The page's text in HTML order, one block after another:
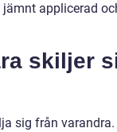
applicerad
skiljer
sig från varandra.